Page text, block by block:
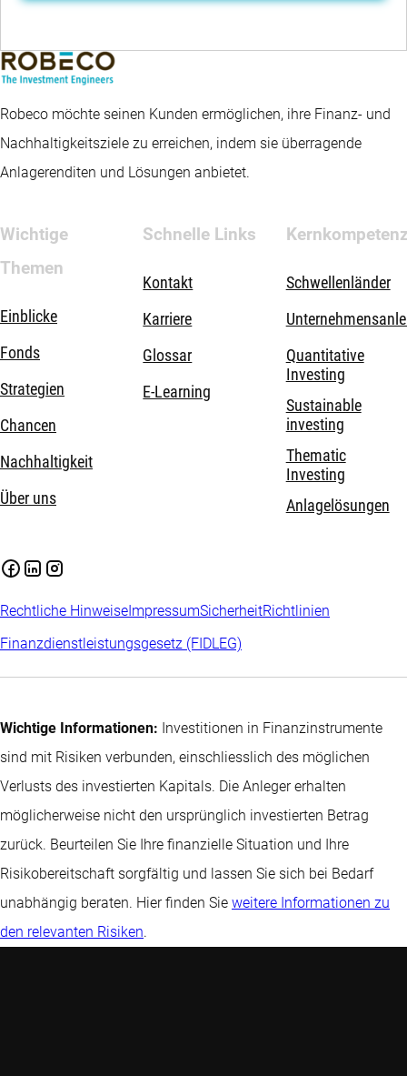
Robeco möchte seinen Kunden ermöglichen, ihre Finanz- und
Nachhaltigkeitsziele zu erreichen, indem sie überragende
Anlagerenditen und Lösungen anbietet.
Wichtige
Themen
Einblicke
Fonds
Strategien
Chancen
Nachhaltigkeit
Über uns
Schnelle Links
Kontakt
Karriere
Glossar
E-Learning
Schwellenländer
Quantitative
Investing
Sustainable
investing
Thematic
Investing
Anlagelösungen
Rechtliche HinweiseImpressumSicherheitRichtlinien
Finanzdienstleistungsgesetz (FIDLEG)
Wichtige Informationen: Investitionen in Finanzinstrumente
sind mit Risiken verbunden, einschliesslich des möglichen
Verlusts des investierten Kapitals. Die Anleger erhalten
möglicherweise nicht den ursprünglich investierten Betrag
zurück. Beurteilen Sie Ihre finanzielle Situation und Ihre
Risikobereitschaft sorgfältig und lassen Sie sich bei Bedarf
unabhängig beraten. Hier finden Sie weitere Informationen zu
den relevanten Risiken.